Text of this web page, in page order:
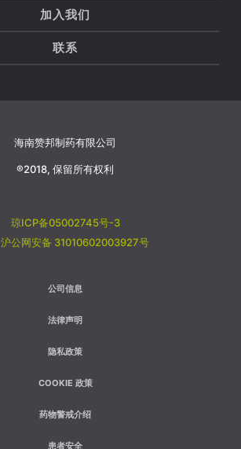
加入我们
联系
海南赞邦制药有限公司
®2018, 保留所有权利
琼ICP备05002745号-3
沪公网安备 31010602003927号
公司信息
法律声明
隐私政策
COOKIE 政策
药物警戒介绍
患者安全